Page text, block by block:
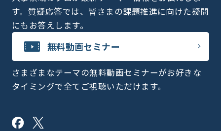
す。質疑応答では、皆さまの課題推進に向けた疑問
にもお答えします。
無料動画セミナー
さまざまなテーマの無料動画セミナーがお好きな
タイミングで全てご視聴いただけます。